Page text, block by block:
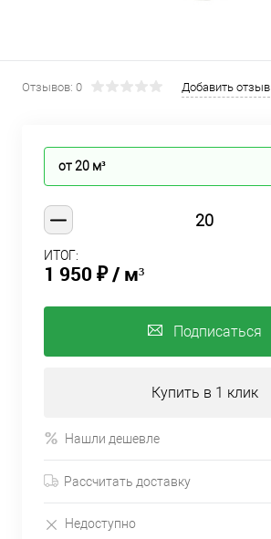
Отзывов: 0 Добавить отзыв
от 20 м³
ИТОГ:
1 950 ₽/ м³
Подписаться
Купить в 1 клик
Нашли дешевле
Рассчитать доставку
Недоступно